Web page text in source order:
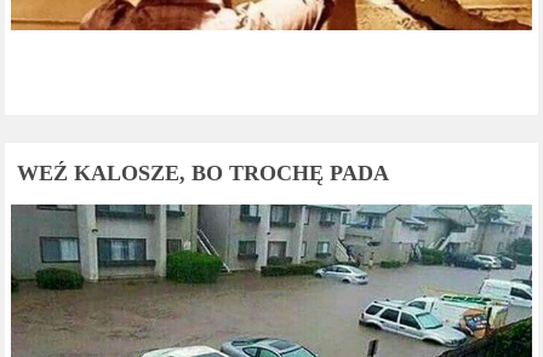
WEŹ KALOSZE, BO TROCHĘ PADA